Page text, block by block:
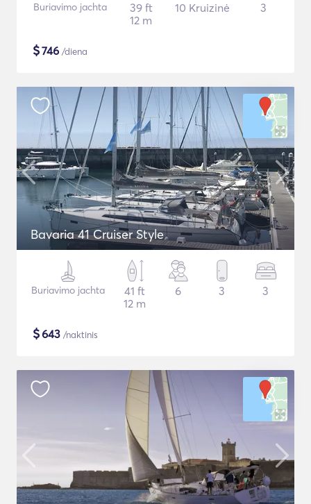
Buriavimo jachta
39 ft
12 m
10 Kruizinė 3
$746 /diena
Bavaria 41 Cruiser Style
Buriavimo jachta
41 ft
12 m
6 3 3
$643 /naktinis